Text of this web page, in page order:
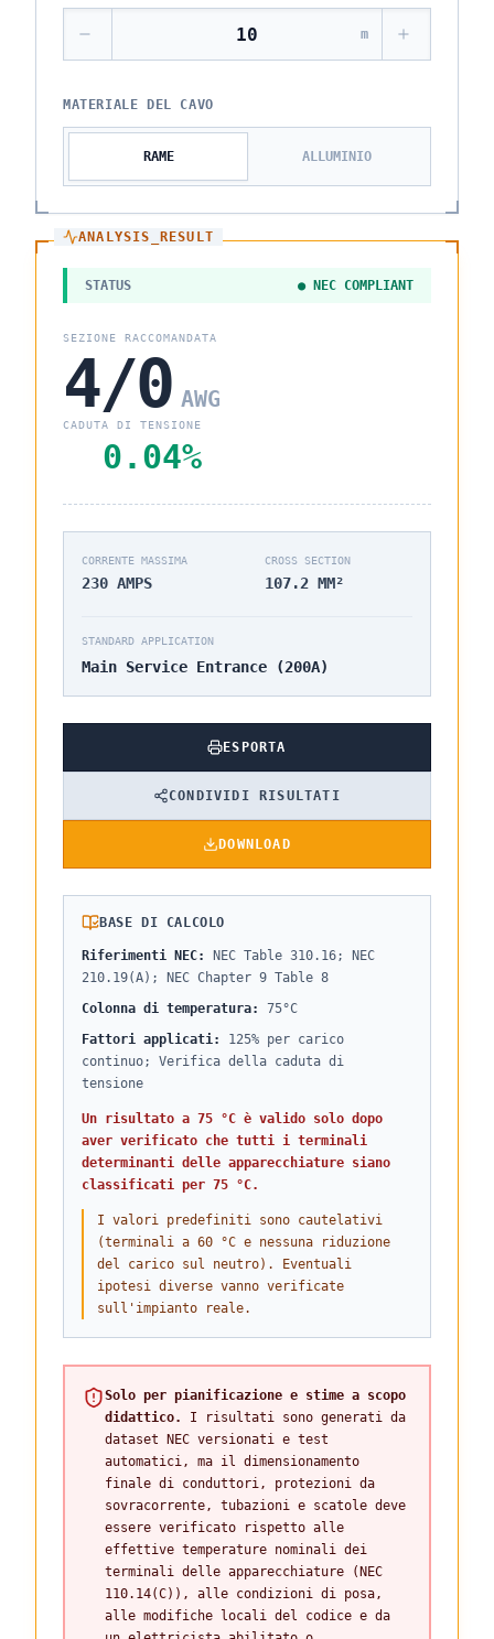
m
MATERIALE DEL CAVO
RAME ALLUMINIO
ANALYSIS_RESULT
STATUS ● NEC COMPLIANT
SEZIONE RACCOMANDATA
4/0 AWG
CADUTA DI TENSIONE
0.04%
CORRENTE MASSIMA
230 AMPS
CROSS SECTION
107.2 MM²
STANDARD APPLICATION
Main Service Entrance (200A)
ESPORTA
CONDIVIDI RISULTATI
DOWNLOAD
BASE DI CALCOLO
Riferimenti NEC:
NEC Table 310.16; NEC
210.19(A); NEC Chapter 9 Table 8
Colonna di temperatura: 75°C
Fattori applicati: 125% per carico
continuo; Verifica della caduta di
tensione
Un risultato a 75 °C è valido solo dopo
aver verificato che tutti i terminali
determinanti delle apparecchiature siano
classificati per 75 °C.
I valori predefiniti sono cautelativi
(terminali a 60 °C e nessuna riduzione
del carico sul neutro). Eventuali
ipotesi diverse vanno verificate
sull'impianto reale.
Solo per pianificazione e stime a scopo
didattico.
I risultati sono generati da
dataset NEC versionati e test
automatici, ma il dimensionamento
finale di conduttori, protezioni da
sovracorrente, tubazioni e scatole deve
essere verificato rispetto alle
effettive temperature nominali dei
terminali delle apparecchiature (NEC
110.14(C)), alle condizioni di posa,
alle modifiche locali del codice e da